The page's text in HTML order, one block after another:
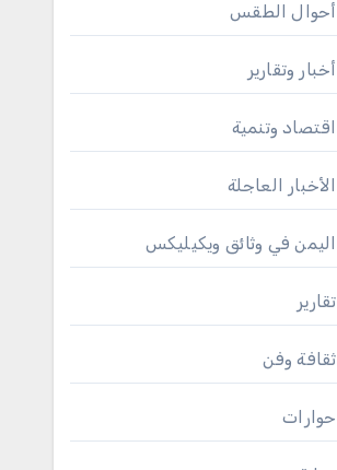
أحوال الطقس
أخبار وتقارير
اقتصاد وتنمية
الأخبار العاجلة
اليمن في وثائق ويكيليكس
تقارير
ثقافة وفن
حوارات